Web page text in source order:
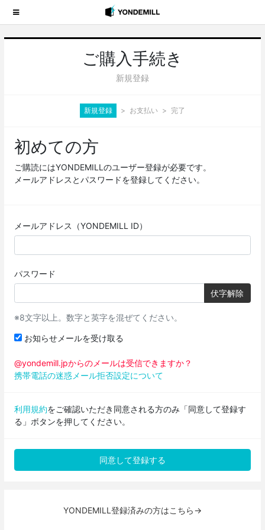
ご購入手続き
新規登録
新規登録 お支払い 完了
初めての方
ご購読にはYONDEMILLのユーザー登録が必要です。
メールアドレスとパスワードを登録してください。
メールアドレス（YONDEMILL ID）
パスワード
伏字解除
※8文字以上。数字と英字を混ぜてください。
お知らせメールを受け取る
@yondemill.jpからのメールは受信できますか？
携帯電話の迷惑メール拒否設定について
利用規約をご確認いただき同意される方のみ「同意して登録す
る」ボタンを押してください。
YONDEMILL登録済みの方はこちら→